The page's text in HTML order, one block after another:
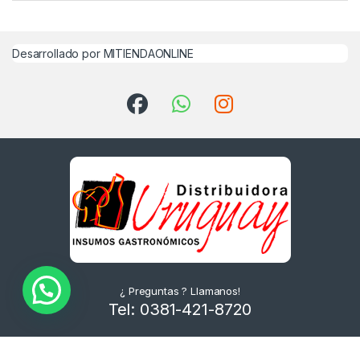
Desarrollado por MITIENDAONLINE
¿ Preguntas ? Llamanos!
Tel: 0381-421-8720